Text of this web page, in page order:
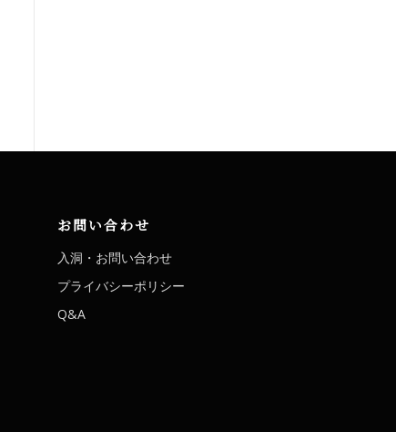
お問い合わせ
入洞・お問い合わせ
プライバシーポリシー
Q&A